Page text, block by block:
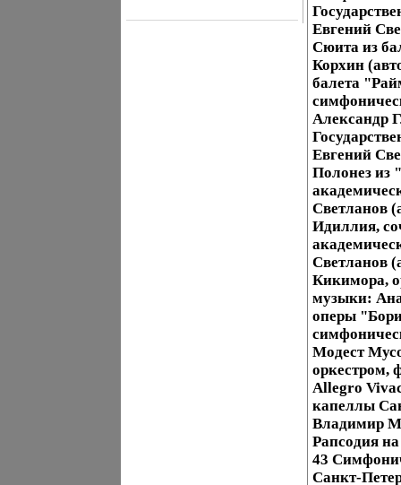
Евгений
Сюита из
Корхин
балета
Александр
Евгений
Полонез из
Светланов
Идиллия,
Светланов
Кикимора,
музыки:
оперы
Модест
оркестром,
Allegro
капеллы
Владимир
Рапсодия
43
Санкт-